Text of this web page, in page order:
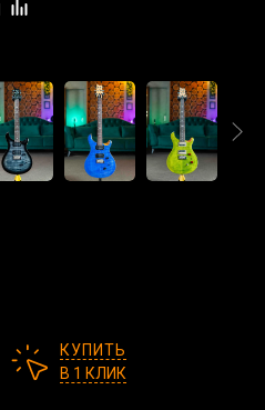
КУПИТЬ
В 1 КЛИК